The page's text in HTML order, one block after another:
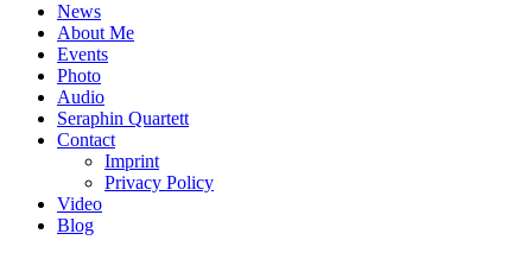
News
About Me
Events
Photo
Audio
Seraphin Quartett
Contact
Imprint
Privacy Policy
Video
Blog